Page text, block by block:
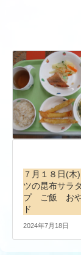
７月１８日(
ツの昆布サラ
プ ご飯 おや
ド
2024年7月18日